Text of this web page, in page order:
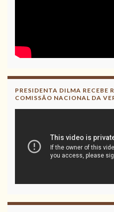
PRESIDENTA DILMA RECEBE
COMISSÃO NACIONAL DA